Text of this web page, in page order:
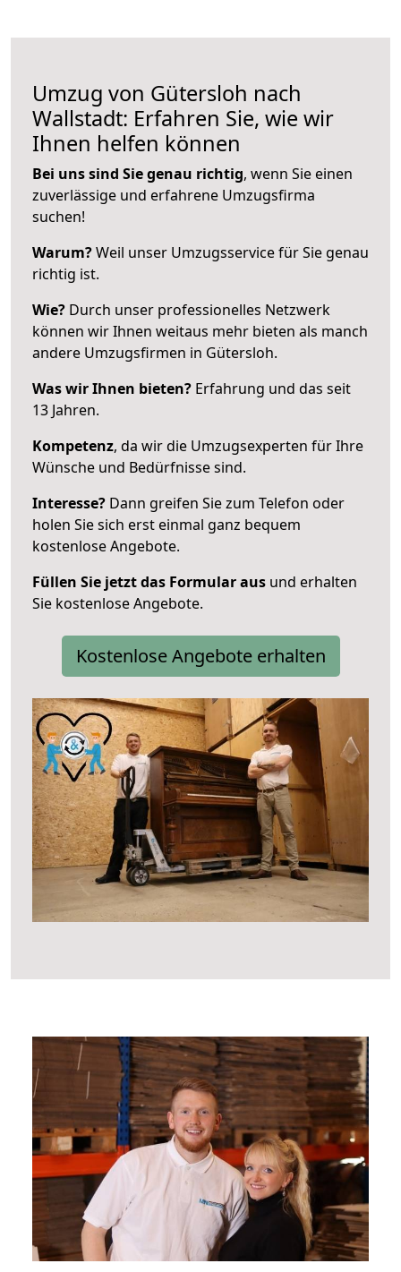
Umzug von Gütersloh nach
Wallstadt: Erfahren Sie, wie wir
Ihnen helfen können
Bei uns sind Sie genau richtig, wenn Sie einen
zuverlässige und erfahrene Umzugsfirma
suchen!
Warum?Weil unser Umzugsservice für Sie genau
richtig ist.
Wie? Durch unser professionelles Netzwerk
können wir Ihnen weitaus mehr bieten als manch
andere Umzugsfirmen in Gütersloh.
Was wir Ihnen bieten? Erfahrung und das seit
13 Jahren.
Kompetenz, da wir die Umzugsexperten für Ihre
Wünsche und Bedürfnisse sind.
Interesse? Dann greifen Sie zum Telefon oder
holen Sie sich erst einmal ganz bequem
kostenlose Angebote.
Füllen Sie jetzt das Formular aus und erhalten
Sie kostenlose Angebote.
Kostenlose Angebote erhalten